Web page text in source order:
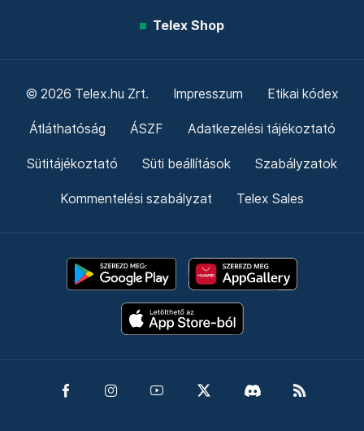
Telex Shop
© 2026 Telex.hu Zrt. Impresszum Etikai kódex
Átláthatóság ÁSZF Adatkezelési tájékoztató
Sütitájékoztató Süti beállítások Szabályzatok
Kommentelési szabályzat Telex Sales